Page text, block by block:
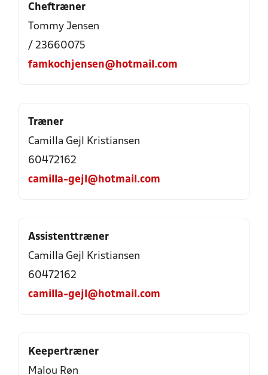
Cheftræner
Tommy Jensen
/ 23660075
famkochjensen@hotmail.com
Træner
Camilla Gejl Kristiansen
60472162
camilla-gejl@hotmail.com
Assistenttræner
Camilla Gejl Kristiansen
60472162
camilla-gejl@hotmail.com
Keepertræner
Malou Røn